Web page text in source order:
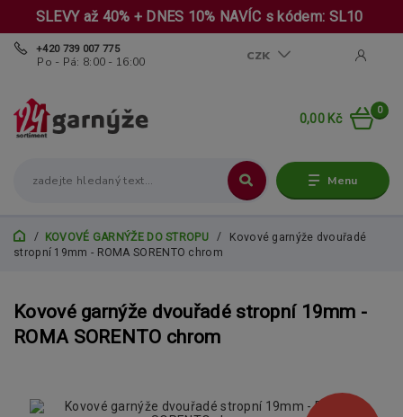
SLEVY až 40% + DNES 10% NAVÍC s kódem: SL10
Menu
CZK
+420 739 007 775
Po - Pá: 8:00 - 16:00
0
0,00 Kč
KOVOVÉ GARNÝŽE DO STROPU
Kovové garnýže dvouřadé
stropní 19mm - ROMA SORENTO chrom
Kovové garnýže dvouřadé stropní 19mm -
ROMA SORENTO chrom